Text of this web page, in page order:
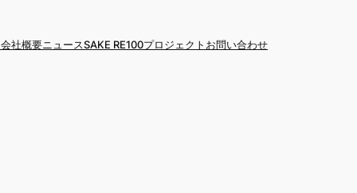
会社概要ニュースSAKE RE100プロジェクト お問い合わせ